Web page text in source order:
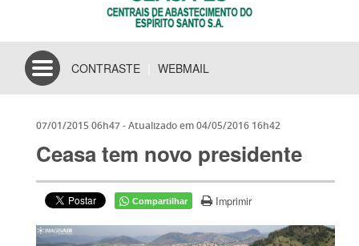
Toggle
navigation
CONTRASTE WEBMAIL
07/01/2015 06h47- Atualizado em04/05/2016 16h42
Ceasa tem novo presidente
Compartilhar Imprimir